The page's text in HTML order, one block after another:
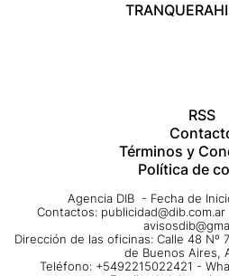
TRANQUERA
RSS
Términos y
Política de
Agencia DIB - Fecha de
Contactos: publicidad@dib.com.ar
Dirección de las oficinas: Calle 48 Nº
de Buenos Aires,
Teléfono: +5492215022421 -